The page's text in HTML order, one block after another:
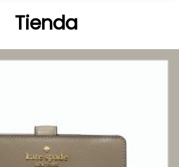
Tienda